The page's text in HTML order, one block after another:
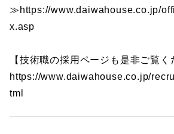
≫https://www.daiwahouse.co.jp/
x.asp
【技術職の採用ページも是非ご覧く
https://www.daiwahouse.co.jp/
tml